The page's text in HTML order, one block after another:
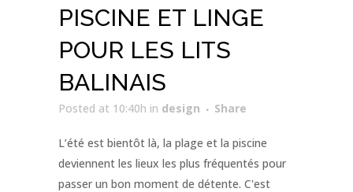
PISCINE ET LINGE
POUR LES LITS
BALINAIS
Posted at 10:40h in design Share
L’été est bientôt là, la plage et la piscine
deviennent les lieux les plus fréquentés pour
passer un bon moment de détente. C'est